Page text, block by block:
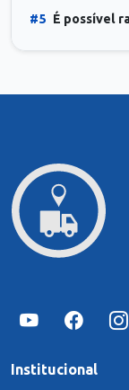
#5 É possível
Institucional